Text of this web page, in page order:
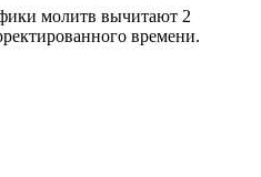
молитв вычитают 2
времени.